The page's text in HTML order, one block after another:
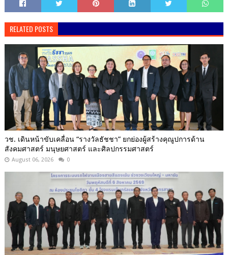
RELATED POSTS
วช. เดินหน้าขับเคลื่อน “รางวัลธัชชา” ยกย่องผู้สร้างคุณูปการด้าน
สังคมศาสตร์ มนุษยศาสตร์ และศิลปกรรมศาสตร์
August 06, 2026 0